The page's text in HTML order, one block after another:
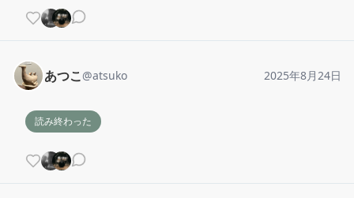
あつこ@atsuko 2025年8月24日
読み終わった